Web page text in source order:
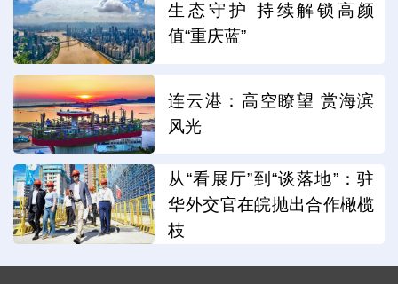
生态守护 持续解锁高颜
值“重庆蓝”
连云港：高空瞭望 赏海滨
风光
从“看展厅”到“谈落地”：驻
华外交官在皖抛出合作橄榄
枝